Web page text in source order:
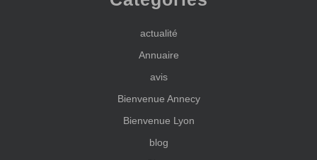
actualité
Annuaire
avis
Bienvenue Annecy
Bienvenue Lyon
blog